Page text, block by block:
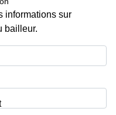
informations sur
bailleur.